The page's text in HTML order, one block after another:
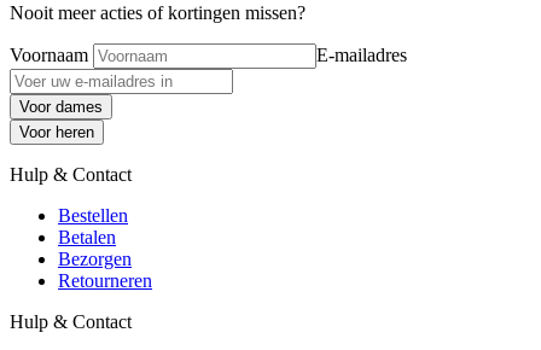
Nooit meer acties of kortingen missen?
Voornaam E-mailadres
Voor dames
Voor heren
Hulp & Contact
Bestellen
Betalen
Bezorgen
Retourneren
Hulp & Contact